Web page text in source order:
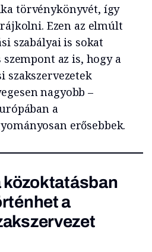
törvénykönyvét, így
Ezen az elmúlt
szabályai is sokat
az is, hogy a
szakszervezetek
nagyobb –
a
erősebbek.
közoktatásban
a